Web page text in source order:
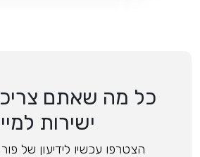
כל מה שאתם
ישירות
הצטרפו עכשיו לידיעון של